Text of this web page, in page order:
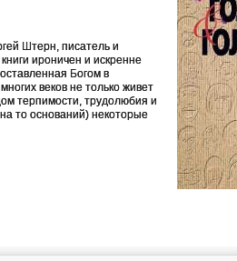
Штерн, писатель и
ироничен и искренне
Богом в
веков не только живет
терпимости, трудолюбия и
то оснований) некоторые